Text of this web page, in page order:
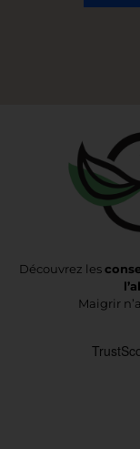
Découvrez les
Maigrir